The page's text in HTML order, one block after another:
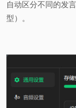
自动区分不同的发
型）。